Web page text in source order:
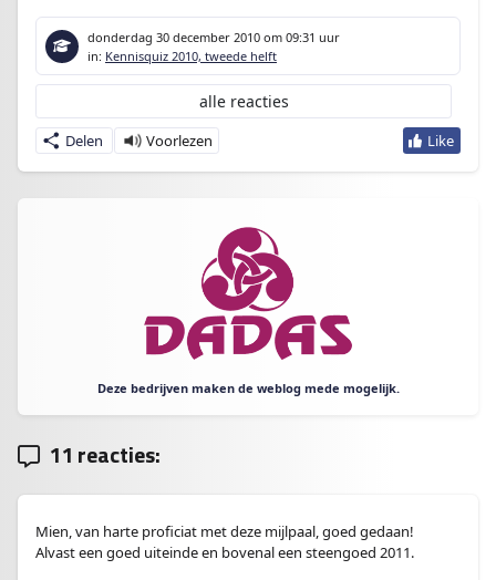
donderdag 30 december 2010 om 09:31 uur
in: Kennisquiz 2010, tweede helft
Delen
alle reacties
Deze bedrijven maken de weblog mede mogelijk.
11 reacties:
Mien, van harte proficiat met deze mijlpaal, goed gedaan!
Alvast een goed uiteinde en bovenal een steengoed 2011.